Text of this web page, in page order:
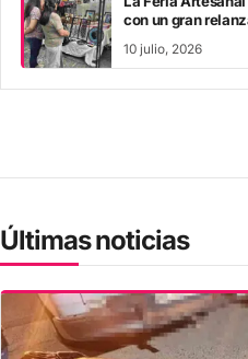
con un gran
10 julio, 2026
Últimas noticias